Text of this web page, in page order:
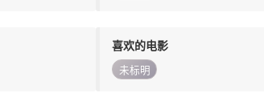
喜欢的电影
未标明